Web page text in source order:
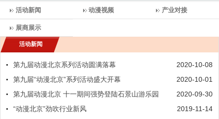
活动新闻 动漫视频 产业对接
展商展示
活动新闻
第九届动漫北京系列活动圆满落幕
2020-10-08
第九届“动漫北京”系列活动盛大开幕
2020-10-01
第九届动漫北京 十一期间强势登陆石景山游乐园
2020-09-30
“动漫北京”劲吹行业新风
2019-11-14